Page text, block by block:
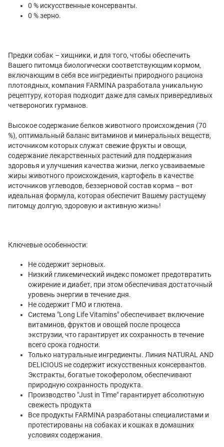
0 % искусственные консерванты.
0 % зерно.
Предки собак – хищники, и для того, чтобы обеспечить
Вашего питомца биологически соответствующим кормом,
включающим в себя все ингредиенты природного рациона
плотоядных, компания FARMINA разработала уникальную
рецептуру, которая подходит даже для самых привередливых
четвероногих гурманов.
Высокое содержание белков животного происхождения (70
%), оптимальный баланс витаминов и минеральных веществ,
источником которых служат свежие фрукты и овощи,
содержание лекарственных растений для поддержания
здоровья и улучшения качества жизни, легко усваиваемые
жиры животного происхождения, картофель в качестве
источников углеводов, беззерновой состав корма – вот
идеальная формула, которая обеспечит Вашему растущему
питомцу долгую, здоровую и активную жизнь!
Ключевые особенности:
Не содержит зерновых.
Низкий гликемический индекс поможет предотвратить
ожирение и диабет, при этом обеспечивая достаточный
уровень энергии в течение дня.
Не содержит ГМО и глютена.
Система "Long Life Vitamins" обеспечивает включение
витаминов, фруктов и овощей после процесса
экструзии, что гарантирует их сохранность в течение
всего срока годности.
Только натуральные ингредиенты. Линия NATURAL AND
DELICIOUS не содержит искусственных консервантов.
Экстракты, богатые токоферолом, обеспечивают
природную сохранность продукта.
Производство "Just in Time" гарантирует абсолютную
свежесть продукта
Все продукты FARMINA разработаны специалистами и
протестированы на собаках и кошках в домашних
условиях содержания.